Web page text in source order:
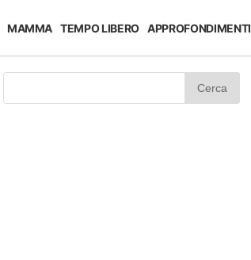
MAMMA TEMPO LIBERO APPROFONDIMENTI